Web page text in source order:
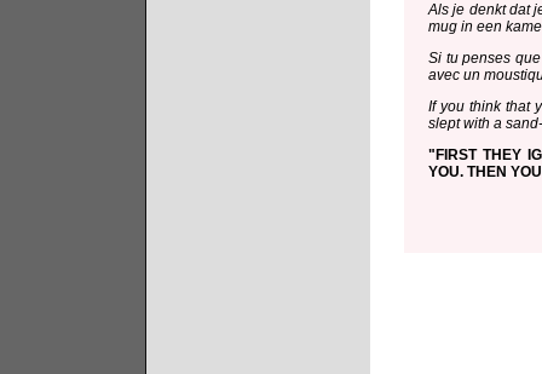
Als je denkt dat
mug in een
Si tu penses
avec un
If you think that
slept with a
"FIRST THEY
YOU. THEN